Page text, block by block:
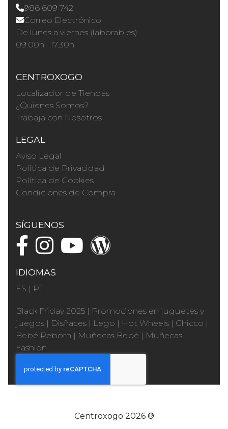
986 609 742
Correo Electrónico
De lunes a viernes (laborables)
09.00h · 17.30h
CENTROXOGO
Localizador de Tiendas
¿Quienes Somos?
Trabaja con Nosotros
LEGAL
Aviso Legal
Política de Privacidad
Política de Cookies
Condiciones de Compra
SÍGUENOS
IDIOMAS
ES | PT
Black Friday 2025 | Promociones en juguetes y
juegos | Disfraces | Lego | Hot Wheels | Chicco |
Bebé Reborn | Muñecas Bebé | Muñecas
Fashion
Centroxogo 2026 ®